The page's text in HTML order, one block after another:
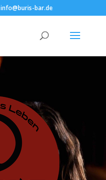
info@buris-bar.de